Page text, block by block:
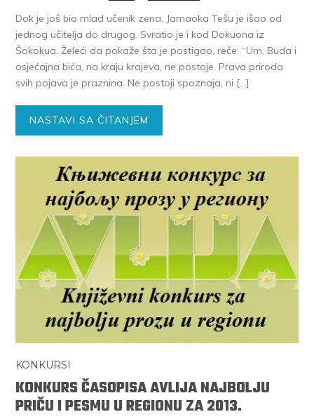
Dok je još bio mlad učenik zena, Jamaoka Tešu je išao od
jednog učitelja do drugog. Svratio je i kod Dokuona iz
Šokokua. Želeći da pokaže šta je postigao, reče: “Um, Buda i
osjećajna bića, na kraju krajeva, ne postoje. Prava priroda
svih pojava je praznina. Ne postoji spoznaja, ni […]
NASTAVI SA ČITANJEM
KONKURSI
KONKURS ČASOPISA AVLIJA NAJBOLJU
PRIČU I PESMU U REGIONU ZA 2013.